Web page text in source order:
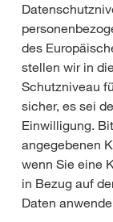
des
stellen wir in
Schutzniveau
sicher, es sei
Einwilligung.
angegebenen
wenn Sie eine
in Bezug auf
Daten